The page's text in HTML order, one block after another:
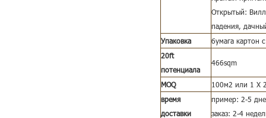
Открытый:
падения,
Упаковка
бумага картон
20ft
потенциала
466sqm
MOQ
100м2 или 1 X
время
доставки
пример: 2-5
заказ: 2-4